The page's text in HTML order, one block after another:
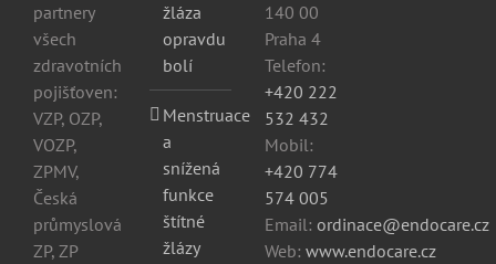
partnery
všech
zdravotních
pojišťoven:
VZP, OZP,
VOZP,
ZPMV,
Česká
průmyslová
ZP, ZP
žláza
opravdu
bolí
Menstruace
a
snížená
funkce
štítné
žlázy
140 00
Praha 4
Telefon:
+420 222
532 432
Mobil:
+420 774
574 005
Email: ordinace@endocare.cz
Web: www.endocare.cz